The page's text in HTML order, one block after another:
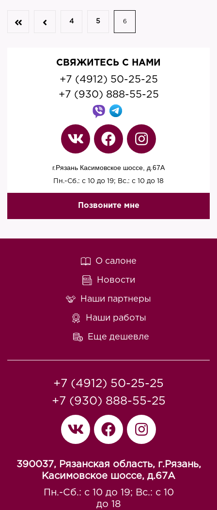
4 5 6
СВЯЖИТЕСЬ С НАМИ
+7 (4912) 50-25-25
+7 (930) 888-55-25
г.Рязань Касимовское шоссе, д.67A
Пн.-Сб.: с 10 до 19; Вс.: с 10 до 18
Позвоните мне
О салоне
Новости
Наши партнеры
Наши работы
Еще дешевле
+7 (4912) 50-25-25
+7 (930) 888-55-25
390037, Рязанская область, г.Рязань,
Касимовское шоссе, д.67A
Пн.-Сб.: с 10 до 19; Вс.: с 10
до 18